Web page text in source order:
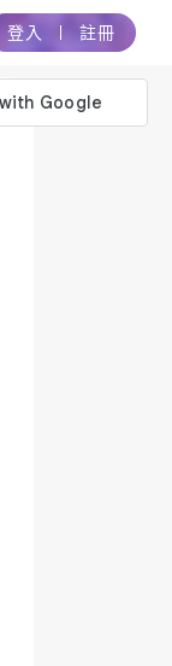
登入 註冊